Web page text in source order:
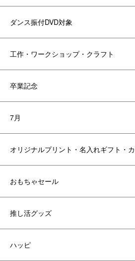
ダンス振付DVD対象
工作・ワークショップ・クラフト
卒業記念
7月
オリジナルプリント・名入れギフト・
おもちゃセール
推し活グッズ
ハッピ